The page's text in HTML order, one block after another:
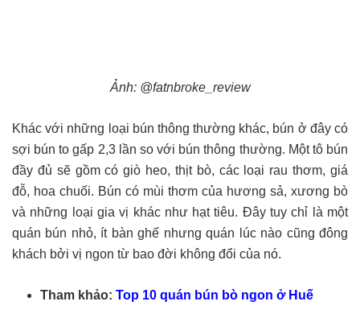
Ảnh: @fatnbroke_review
Khác với những loại bún thông thường khác, bún ở đây có
sợi bún to gấp 2,3 lần so với bún thông thường. Một tô bún
đầy đủ sẽ gồm có giò heo, thịt bò, các loại rau thơm, giá
đỗ, hoa chuối. Bún có mùi thơm của hương sả, xương bò
và những loại gia vị khác như hạt tiêu. Đây tuy chỉ là một
quán bún nhỏ, ít bàn ghế nhưng quán lúc nào cũng đông
khách bởi vị ngon từ bao đời không đổi của nó.
Tham khảo: Top 10 quán bún bò ngon ở Huế